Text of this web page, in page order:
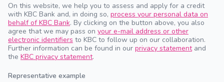
On this website, we help you to assess and apply for a credit
with KBC Bank and, in doing so, process your personal data on
behalf of KBC Bank. By clicking on the button above, you also
agree that we may pass on your e-mail address or other
electronic identifiers to KBC to follow up on our collaboration.
Further information can be found in our privacy statementand
the KBC privacy statement.
Representative example